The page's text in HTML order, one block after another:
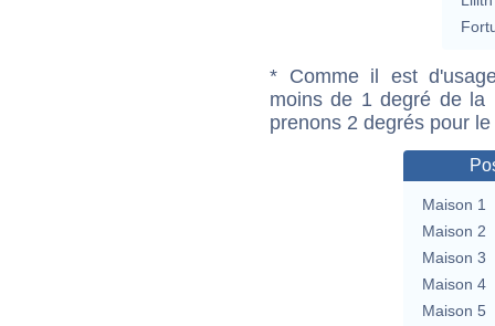
* Comme il est
moins de 1 degré de la
prenons 2 degrés pour
Maison 1
Maison 2
Maison 3
Maison 4
Maison 5